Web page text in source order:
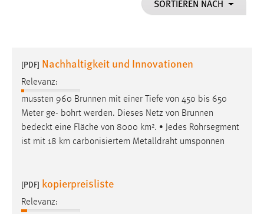
SORTIEREN NACH
[PDF] Nachhaltigkeit und Innovationen
Relevanz:
mussten 960 Brunnen mit einer Tiefe von 450 bis 650
Meter ge- bohrt werden. Dieses Netz von Brunnen
bedeckt eine Fläche von 8000 km². • Jedes Rohrsegment
ist mit 18 km carbonisiertem Metalldraht umsponnen
[PDF] kopierpreisliste
Relevanz:
Dieser Cookie speichert die ausgewählten Einverständnis-
Performance
Name:
Zweck:
Sprachpräferenz